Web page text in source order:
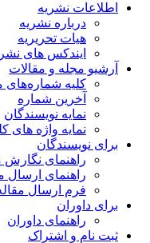
اطلاعات نشریه
درباره نشریه
هیات تحریریه
ایندکس های
آرشیو مجله و مقالات
کلیه شماره‌های
آخرین شماره
نمایه نویسندگان
نمایه واژه های
برای نویسندگان
راهنمای نگارش
راهنمای ارسال
فرم ارسال
برای داوران
راهنمای داوران
ثبت نام و اشتراک